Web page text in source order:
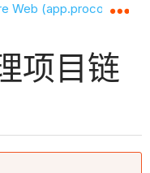
Web
项目链